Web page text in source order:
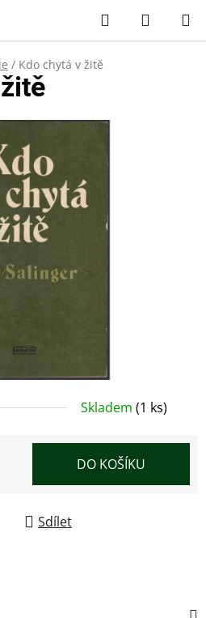
Hledat
KOŠÍK
/ Kdo chytá v žitě
Skladem (1 ks)
DO KOŠÍKU
Sdílet